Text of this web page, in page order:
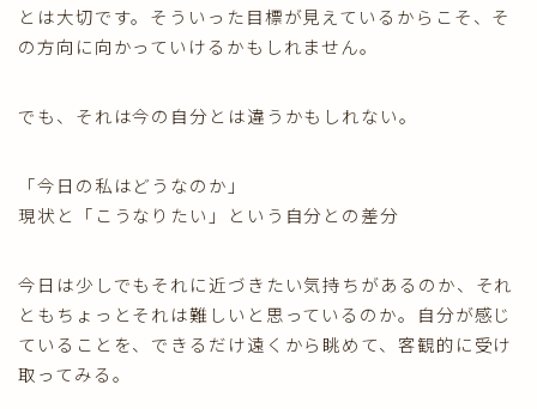
とは大切です。そういった目標が見えているからこそ、そ
の方向に向かっていけるかもしれません。
でも、それは今の自分とは違うかもしれない。
「今日の私はどうなのか」
現状と「こうなりたい」という自分との差分
今日は少しでもそれに近づきたい気持ちがあるのか、それ
ともちょっとそれは難しいと思っているのか。自分が感じ
ていることを、できるだけ遠くから眺めて、客観的に受け
取ってみる。